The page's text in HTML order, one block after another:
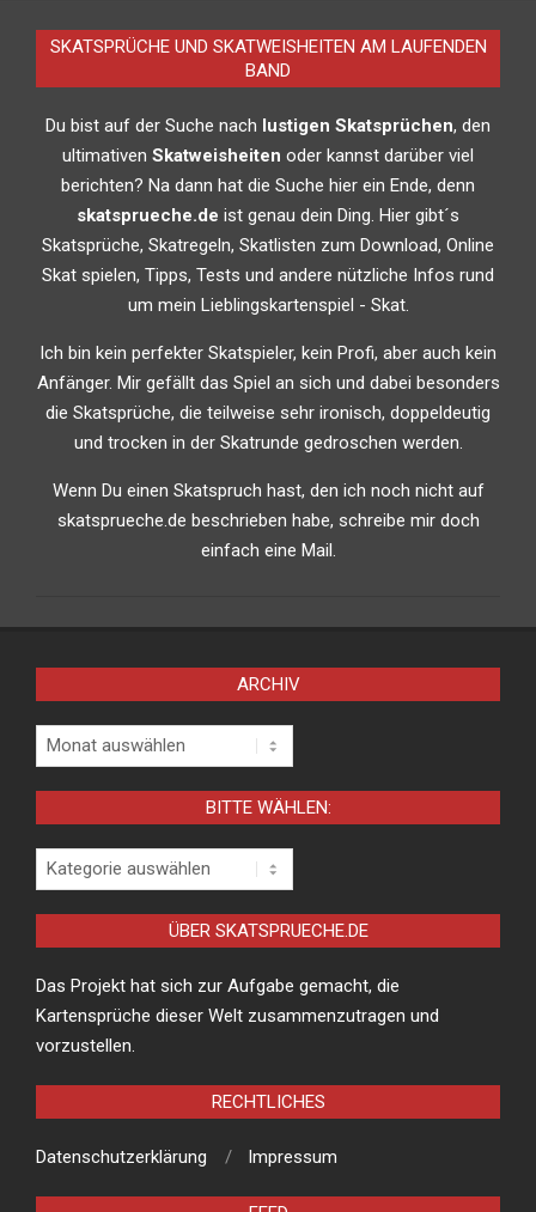
SKATSPRÜCHE UND SKATWEISHEITEN AM LAUFENDEN
BAND
Du bist auf der Suche nach lustigen Skatsprüchen, den
ultimativen Skatweisheiten oder kannst darüber viel
berichten? Na dann hat die Suche hier ein Ende, denn
skatsprueche.de ist genau dein Ding. Hier gibt´s
Skatsprüche, Skatregeln, Skatlisten zum Download, Online
Skat spielen, Tipps, Tests und andere nützliche Infos rund
um mein Lieblingskartenspiel - Skat.
Ich bin kein perfekter Skatspieler, kein Profi, aber auch kein
Anfänger. Mir gefällt das Spiel an sich und dabei besonders
die Skatsprüche, die teilweise sehr ironisch, doppeldeutig
und trocken in der Skatrunde gedroschen werden.
Wenn Du einen Skatspruch hast, den ich noch nicht auf
skatsprueche.de beschrieben habe, schreibe mir doch
einfach eine Mail.
ARCHIV
Archiv
BITTE WÄHLEN:
Bitte
wählen:
ÜBER SKATSPRUECHE.DE
Das Projekt hat sich zur Aufgabe gemacht, die
Kartensprüche dieser Welt zusammenzutragen und
vorzustellen.
RECHTLICHES
Datenschutzerklärung Impressum